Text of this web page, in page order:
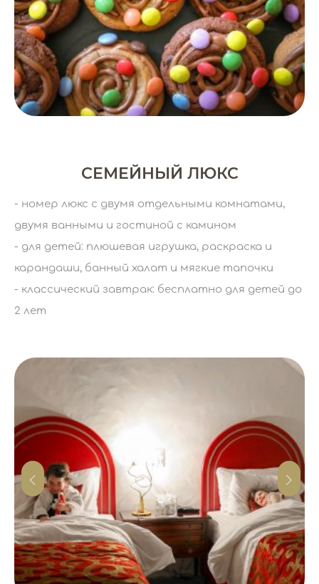
СЕМЕЙНЫЙ ЛЮКС
- номер люкс с двумя отдельными комнатами,
двумя ванными и гостиной с камином
- для детей: плюшевая игрушка, раскраска и
карандаши, банный халат и мягкие тапочки
- классический завтрак: бесплатно для детей до
2 лет